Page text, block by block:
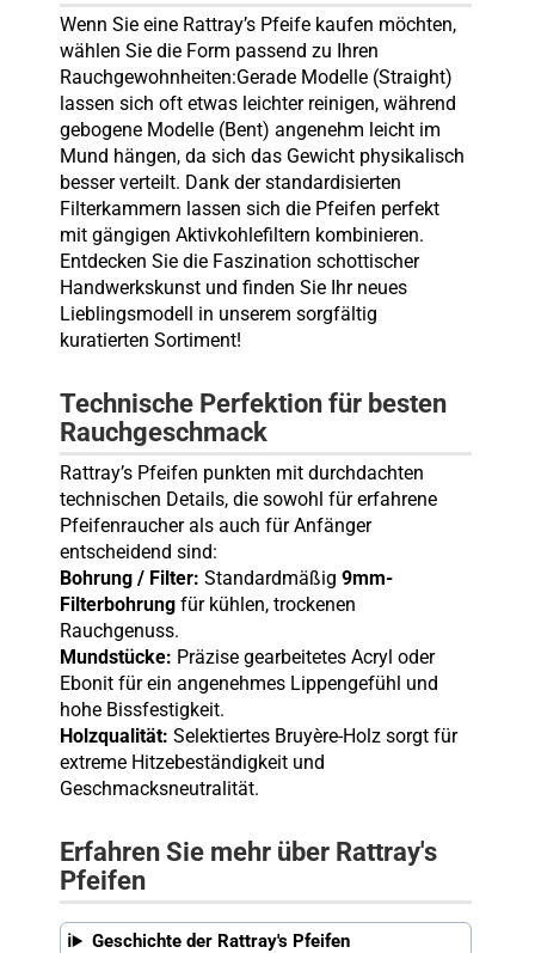
Wenn Sie eine Rattray’s Pfeife kaufen möchten,
wählen Sie die Form passend zu Ihren
Rauchgewohnheiten:Gerade Modelle (Straight)
lassen sich oft etwas leichter reinigen, während
gebogene Modelle (Bent) angenehm leicht im
Mund hängen, da sich das Gewicht physikalisch
besser verteilt. Dank der standardisierten
Filterkammern lassen sich die Pfeifen perfekt
mit gängigen Aktivkohlefiltern kombinieren.
Entdecken Sie die Faszination schottischer
Handwerkskunst und finden Sie Ihr neues
Lieblingsmodell in unserem sorgfältig
kuratierten Sortiment!
Technische Perfektion für besten
Rauchgeschmack
Rattray’s Pfeifen punkten mit durchdachten
technischen Details, die sowohl für erfahrene
Pfeifenraucher als auch für Anfänger
entscheidend sind:
Bohrung / Filter: Standardmäßig 9mm-
Filterbohrungfür kühlen, trockenen
Rauchgenuss.
Mundstücke: Präzise gearbeitetes Acryl oder
Ebonit für ein angenehmes Lippengefühl und
hohe Bissfestigkeit.
Holzqualität: Selektiertes Bruyère-Holz sorgt für
extreme Hitzebeständigkeit und
Geschmacksneutralität.
Erfahren Sie mehr über Rattray's
Pfeifen
Geschichte der Rattray's Pfeifen